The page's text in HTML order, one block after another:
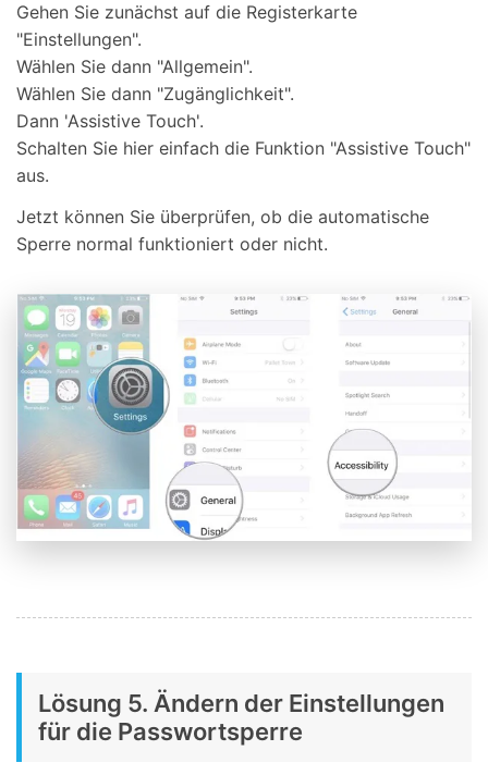
Gehen Sie zunächst auf die Registerkarte
"Einstellungen".
Wählen Sie dann "Allgemein".
Wählen Sie dann "Zugänglichkeit".
Dann 'Assistive Touch'.
Schalten Sie hier einfach die Funktion "Assistive Touch"
aus.
Jetzt können Sie überprüfen, ob die automatische
Sperre normal funktioniert oder nicht.
Lösung 5. Ändern der Einstellungen
für die Passwortsperre